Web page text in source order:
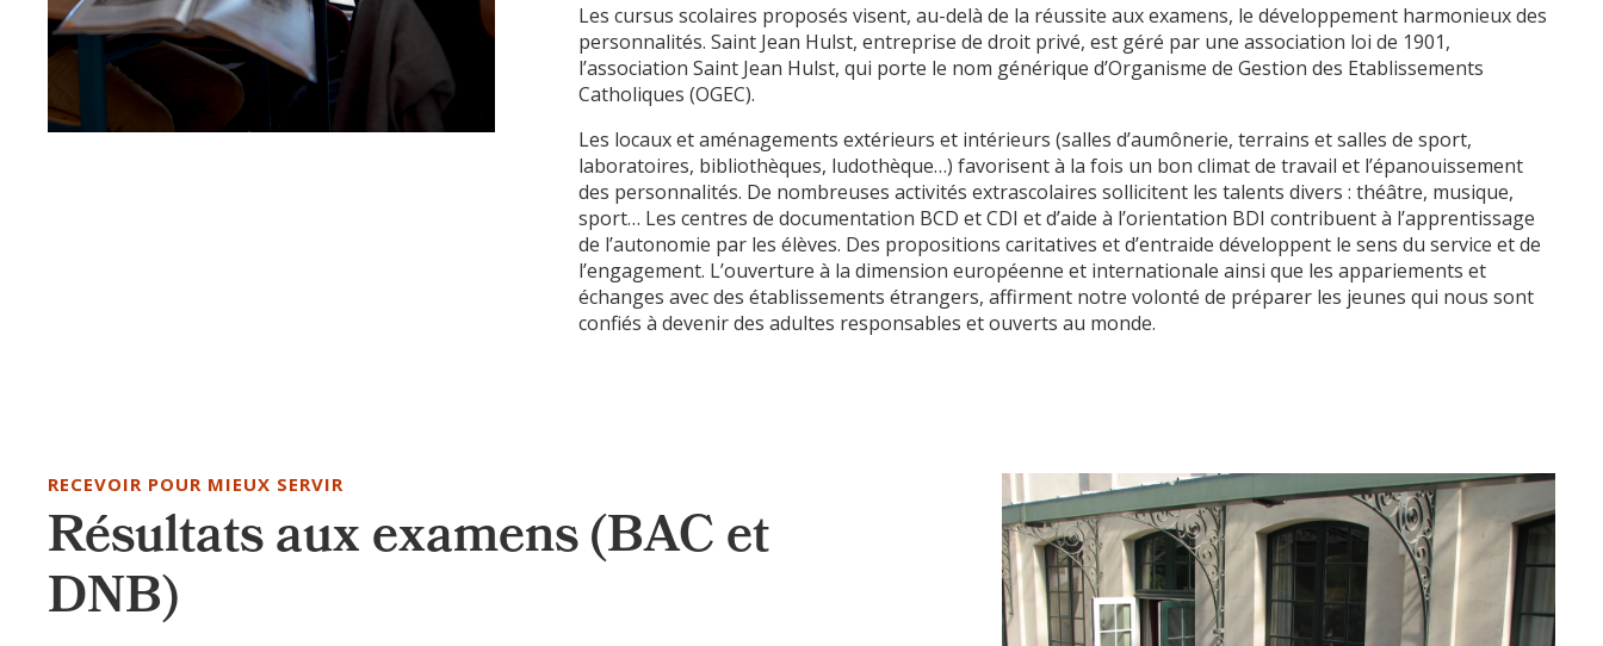
Les cursus scolaires proposés visent, au-delà de la réussite aux examens, le développement harmonieux des
personnalités. Saint Jean Hulst, entreprise de droit privé, est géré par une association loi de 1901,
l’association Saint Jean Hulst, qui porte le nom générique d’Organisme de Gestion des Etablissements
Catholiques (OGEC).
Les locaux et aménagements extérieurs et intérieurs (salles d’aumônerie, terrains et salles de sport,
laboratoires, bibliothèques, ludothèque…) favorisent à la fois un bon climat de travail et l’épanouissement
des personnalités. De nombreuses activités extrascolaires sollicitent les talents divers : théâtre, musique,
sport… Les centres de documentation BCD et CDI et d’aide à l’orientation BDI contribuent à l’apprentissage
de l’autonomie par les élèves. Des propositions caritatives et d’entraide développent le sens du service et de
l’engagement. L’ouverture à la dimension européenne et internationale ainsi que les appariements et
échanges avec des établissements étrangers, affirment notre volonté de préparer les jeunes qui nous sont
confiés à devenir des adultes responsables et ouverts au monde.
RECEVOIR POUR MIEUX SERVIR
Résultats aux examens (BAC et
DNB)